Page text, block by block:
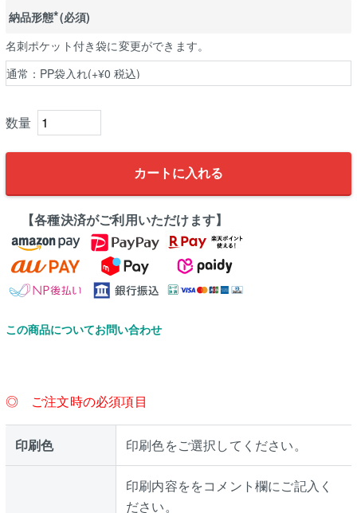
納品形態 (必須)
名刺ポケット付き袋に変更ができます。
カートに入れる
【各種決済がご利用いただけます】
この商品についてお問い合わせ
◎ ご注文時の必須項目
印刷色 印刷色をご選択してください。
印刷内容ををコメント欄にご記入く
ださい。